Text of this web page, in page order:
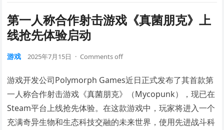
第一人称合作射击游戏《真菌朋克》上
线抢先体验启动
游戏 2025年7月15日 · Comments off
游戏开发公司Polymorph Games近日正式发布了其首款第
一人称合作射击游戏《真菌朋克》（Mycopunk），现已在
Steam平台上线抢先体验。在这款游戏中，玩家将进入一个
充满奇异生物和生态科技交融的未来世界，使用先进战斗科